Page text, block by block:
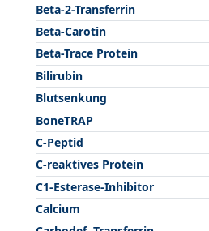
Beta-2-Transferrin
Beta-Carotin
Beta-Trace Protein
Bilirubin
Blutsenkung
BoneTRAP
C-Peptid
C-reaktives Protein
C1-Esterase-Inhibitor
Calcium